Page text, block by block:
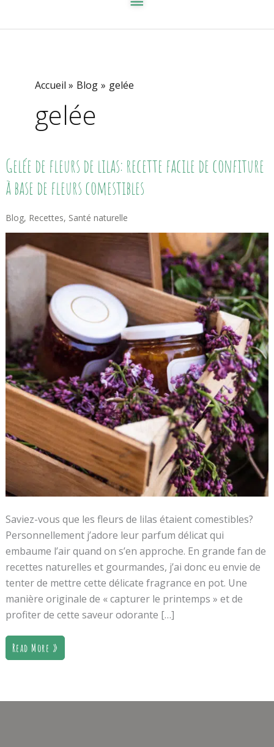
Accueil Blog gelée
gelée
Gelée de fleurs de lilas: recette facile de confiture
à base de fleurs comestibles
Blog, Recettes, Santé naturelle
Saviez-vous que les fleurs de lilas étaient comestibles?
Personnellement j’adore leur parfum délicat qui
embaume l’air quand on s’en approche. En grande fan de
recettes naturelles et gourmandes, j’ai donc eu envie de
tenter de mettre cette délicate fragrance en pot. Une
manière originale de « capturer le printemps » et de
profiter de cette saveur odorante […]
Gelée
De
Fleurs
De
Recette
Facile
De
Confiture
À
Fleurs
Comestibles
Read More »